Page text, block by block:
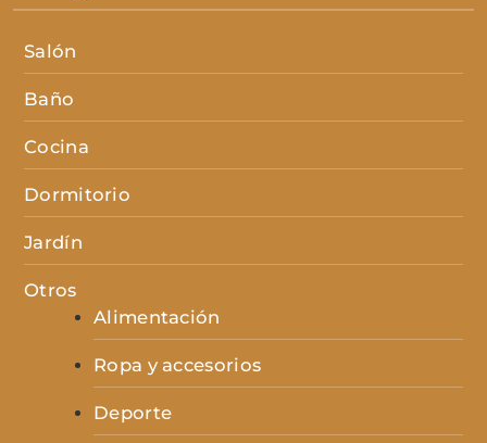
Salón
Baño
Cocina
Dormitorio
Jardín
Otros
Alimentación
Ropa y accesorios
Deporte